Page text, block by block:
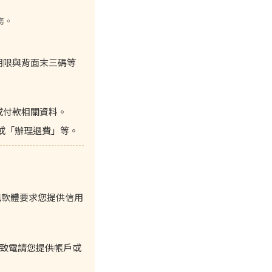
與背面末三碼等
款相關資料。
辦理退費」等。
體要求您提供信用
電請您提供帳戶或